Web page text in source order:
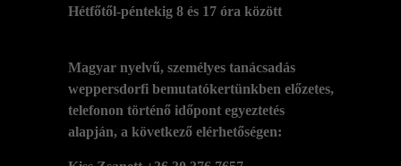
Hétfőtől-péntekig 8 és 17 óra között
Magyar nyelvű, személyes tanácsadás
weppersdorfi bemutatókertünkben előzetes,
telefonon történő időpont egyeztetés
alapján, a következő elérhetőségen: